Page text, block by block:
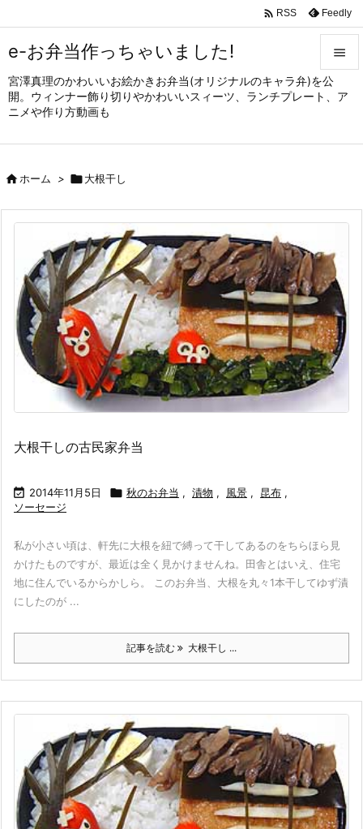
e-お弁当作っちゃいました!
宮澤真理のかわいいお絵かきお弁当(オリジナルのキャラ弁)を公
開。ウィンナー飾り切りやかわいいスィーツ、ランチプレート、ア
ニメや作り方動画も


メニュ
サイド


検索
 RSS Feedly
ホーム > 大根干し
大根干しの古民家弁当
 2014年11月5日  秋のお弁当 , 漬物 , 風景 , 昆布 ,
ソーセージ
私が小さい頃は、軒先に大根を紐で縛って干してあるのをちらほら見
かけたものですが、最近は全く見かけませんね。田舎とはいえ、住宅
地に住んでいるからかしら。 このお弁当、大根を丸々1本干してゆず漬
にしたのが ...
記事を読む 大根干し ...